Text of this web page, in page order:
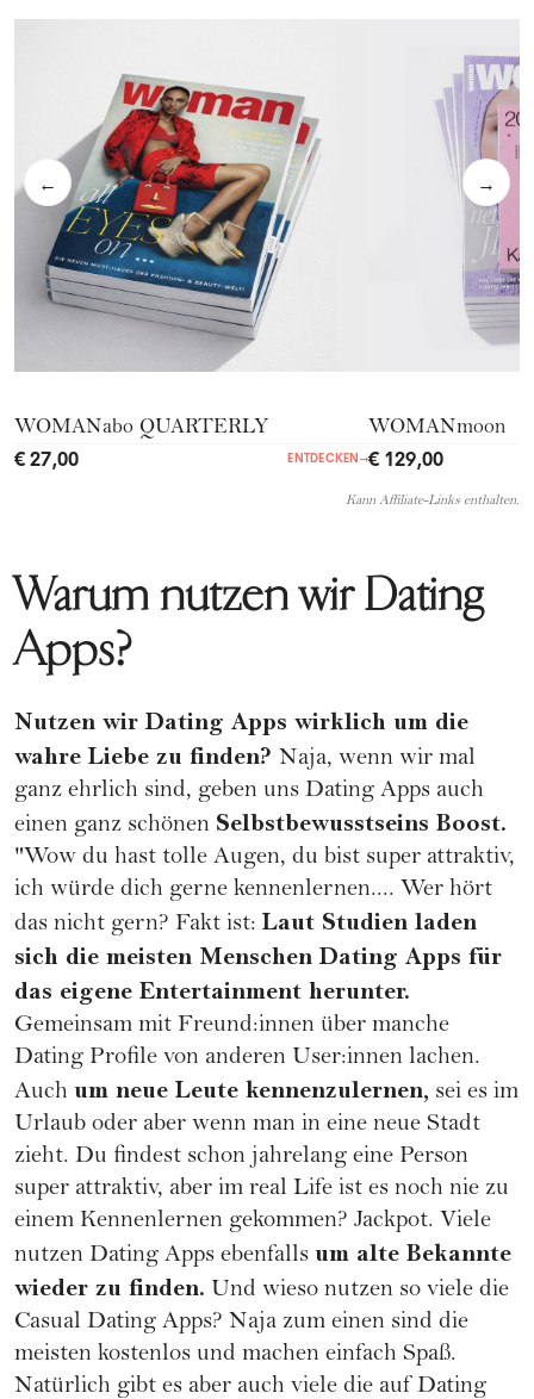
← →
WOMANabo QUARTERLY
€ 27,00 ENTDECKEN →
WOMANmoon
€ 129,00
Kann Affiliate-Links enthalten.
Warum nutzen wir Dating
Apps?
Nutzen wir Dating Apps wirklich um die
wahre Liebe zu finden? Naja, wenn wir mal
ganz ehrlich sind, geben uns Dating Apps auch
einen ganz schönen Selbstbewusstseins Boost.
"Wow du hast tolle Augen, du bist super attraktiv,
ich würde dich gerne kennenlernen.... Wer hört
das nicht gern? Fakt ist: Laut Studien laden
sich die meisten Menschen Dating Apps für
das eigene Entertainment herunter.
Gemeinsam mit Freund:innen über manche
Dating Profile von anderen User:innen lachen.
Auch um neue Leute kennenzulernen, sei es im
Urlaub oder aber wenn man in eine neue Stadt
zieht. Du findest schon jahrelang eine Person
super attraktiv, aber im real Life ist es noch nie zu
einem Kennenlernen gekommen? Jackpot. Viele
nutzen Dating Apps ebenfalls um alte Bekannte
wieder zu finden. Und wieso nutzen so viele die
Casual Dating Apps? Naja zum einen sind die
meisten kostenlos und machen einfach Spaß.
Natürlich gibt es aber auch viele die auf Dating